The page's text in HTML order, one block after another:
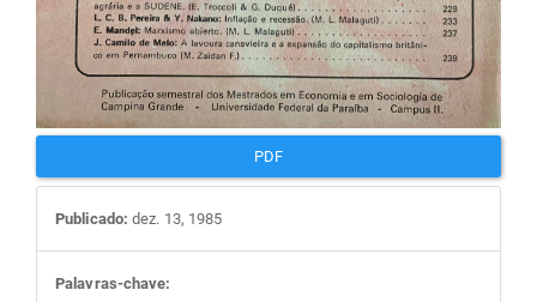
PDF
Publicado: dez. 13, 1985
Palavras-chave: